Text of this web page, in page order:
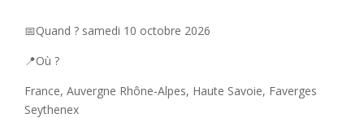
📅Quand ? samedi 10 octobre 2026
📍Où ?
France, Auvergne Rhône-Alpes, Haute Savoie, Faverges
Seythenex